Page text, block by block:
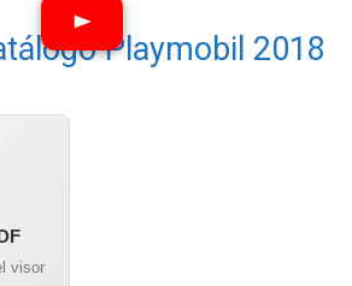
Playmobil 2018
visor